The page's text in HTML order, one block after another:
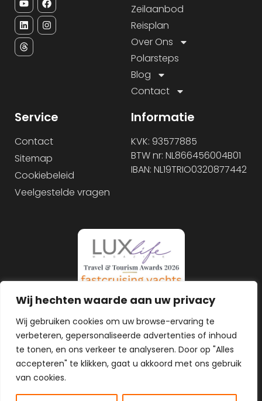
Wij hechten waarde aan uw privacy
Wij gebruiken cookies om uw browse-ervaring te
verbeteren, gepersonaliseerde advertenties of inhoud
te tonen, en ons verkeer te analyseren. Door op "Alles
accepteren" te klikken, gaat u akkoord met ons gebruik
van cookies.
Zeilaanbod
Reisplan
Over Ons
Polarsteps
Blog
Contact
Service
Contact
Sitemap
Cookiebeleid
Veelgestelde vragen
Informatie
KVK: 93577885
BTW nr: NL866456004B01
IBAN: NL19TRIO0320877442